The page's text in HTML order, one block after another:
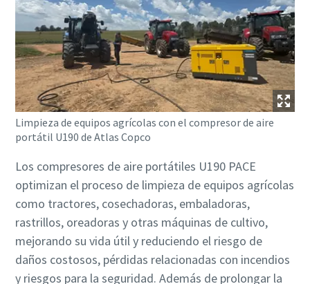
Limpieza de equipos agrícolas con el compresor de aire
portátil U190 de Atlas Copco
Los compresores de aire portátiles U190 PACE
optimizan el proceso de limpieza de equipos agrícolas
como tractores, cosechadoras, embaladoras,
rastrillos, oreadoras y otras máquinas de cultivo,
mejorando su vida útil y reduciendo el riesgo de
daños costosos, pérdidas relacionadas con incendios
y riesgos para la seguridad. Además de prolongar la